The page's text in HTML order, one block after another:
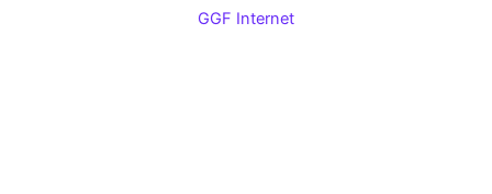
GGF Internet